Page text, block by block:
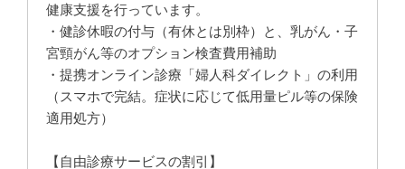
健康支援を行っています。
・健診休暇の付与（有休とは別枠）と、乳がん・子
宮頸がん等のオプション検査費用補助
・提携オンライン診療「婦人科ダイレクト」の利用
（スマホで完結。症状に応じて低用量ピル等の保険
適用処方）
【自由診療サービスの割引】